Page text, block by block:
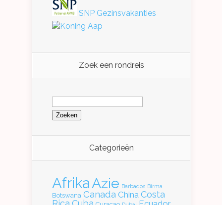
SNP Gezinsvakanties
Koning Aap
Zoek een rondreis
Zoeken
naar:
Categorieën
AfrikaAzie Barbados Birma
Botswana Canada China Costa